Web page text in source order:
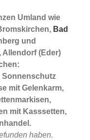
Umland wie
Bad
und
Allendorf (Eder)
Sonnenschutz
mit Gelenkarm,
mit Kasssetten,
haben.